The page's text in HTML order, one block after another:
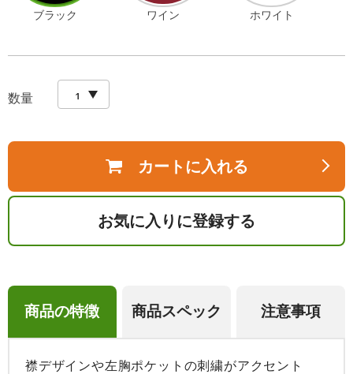
ブラック ワイン ホワイト
数量
カートに入れる
お気に入りに登録する
商品の特徴 商品スペック 注意事項
襟デザインや左胸ポケットの刺繍がアクセント